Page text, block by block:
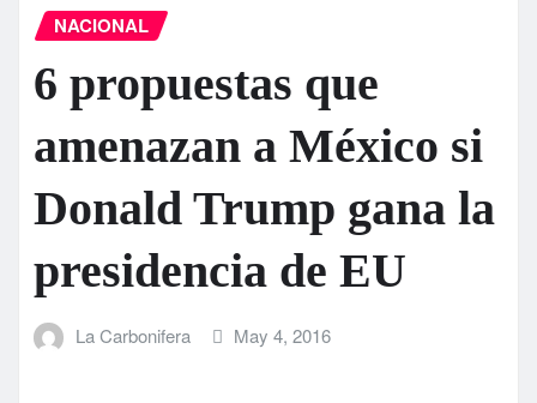
NACIONAL
6 propuestas que
amenazan a México si
Donald Trump gana la
presidencia de EU
La Carbonifera May 4, 2016